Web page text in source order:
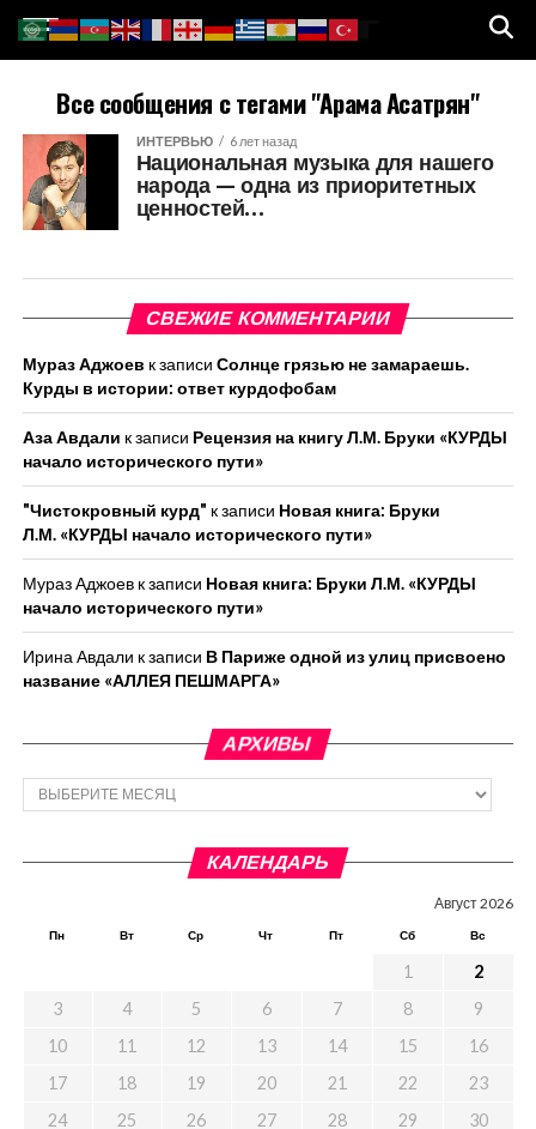
Все сообщения с тегами "Арама Асатрян"
ИНТЕРВЬЮ 6 лет назад
Национальная музыка для нашего
народа — одна из приоритетных
ценностей…
СВЕЖИЕ КОММЕНТАРИИ
Мураз Аджоев к записи Солнце грязью не замараешь.
Курды в истории: ответ курдофобам
Аза Авдали к записи Рецензия на книгу Л.М. Бруки «КУРДЫ
начало исторического пути»
"Чистокровный курд" к записи Новая книга: Бруки
Л.М. «КУРДЫ начало исторического пути»
Мураз Аджоевк записи Новая книга: Бруки Л.М. «КУРДЫ
начало исторического пути»
Ирина Авдали к записи В Париже одной из улиц присвоено
название «АЛЛЕЯ ПЕШМАРГА»
АРХИВЫ
Архивы
КАЛЕНДАРЬ
Август 2026
Пн Вт Ср Чт Пт Сб Вс
1
2
3
4 5 6 7 8
9
10
11 12 13 14 15
16
17
18 19 20 21 22
23
24
25 26 27 28 29
30